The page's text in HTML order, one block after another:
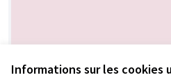
Informations sur les cookies